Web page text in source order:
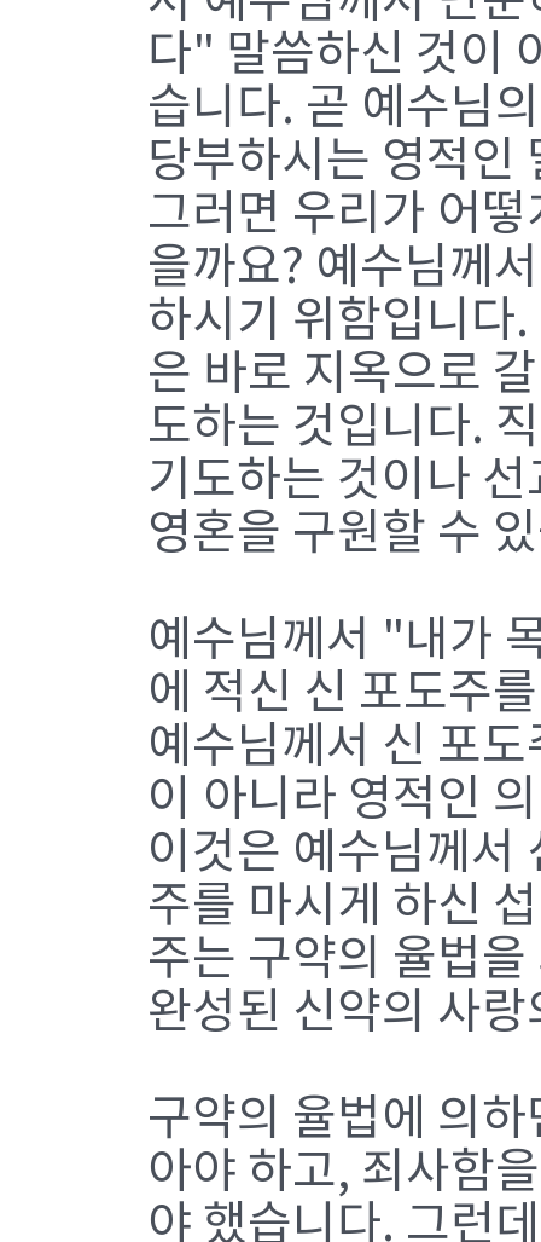
다" 말씀하신 것이
습니다. 곧 예수님
당부하시는 영적인
그러면 우리가 어
을까요? 예수님께
하시기 위함입니다
은 바로 지옥으로
도하는 것입니다.
기도하는 것이나
영혼을 구원할 수
예수님께서 "내가
에 적신 신 포도주
예수님께서 신 포
이 아니라 영적인
이것은 예수님께서
주를 마시게 하신
주는 구약의 율법
완성된 신약의 사
구약의 율법에 의
아야 하고, 죄사함
야 했습니다. 그런